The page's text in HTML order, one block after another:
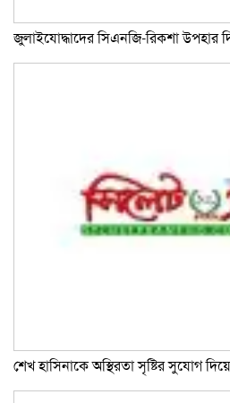
জুলাইযোদ্ধাদের সিএনজি-রিকশা উপহার
শেখ হাসিনাকে অস্থিরতা সৃষ্টির সুযোগ